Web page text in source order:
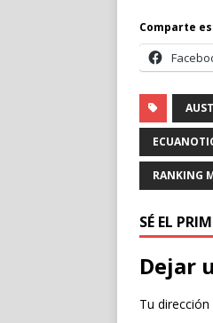
Comparte
RANKING
SÉ EL
Dejar
Tu